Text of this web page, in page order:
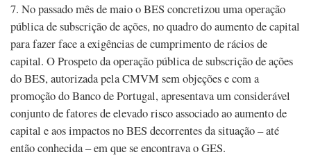
7. No passado mês de maio o BES concretizou uma operação
pública de subscrição de ações, no quadro do aumento de capital
para fazer face a exigências de cumprimento de rácios de
capital. O Prospeto da operação pública de subscrição de ações
do BES, autorizada pela CMVM sem objeções e com a
promoção do Banco de Portugal, apresentava um considerável
conjunto de fatores de elevado risco associado ao aumento de
capital e aos impactos no BES decorrentes da situação – até
então conhecida – em que se encontrava o GES.